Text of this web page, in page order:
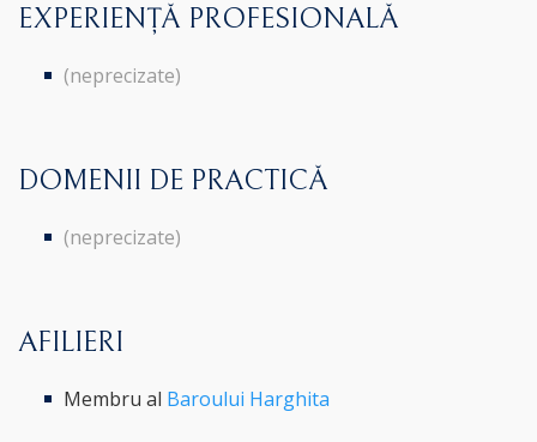
EXPERIENȚĂ PROFESIONALĂ
(neprecizate)
DOMENII DE PRACTICĂ
(neprecizate)
AFILIERI
Membru al Baroului Harghita